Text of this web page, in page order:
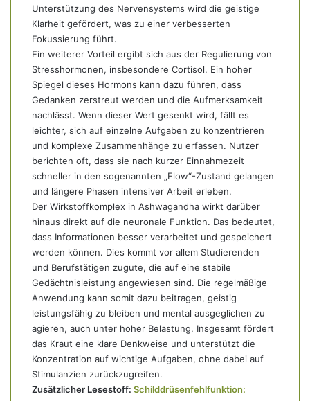
Unterstützung des Nervensystems wird die geistige
Klarheit gefördert, was zu einer verbesserten
Fokussierung führt.
Ein weiterer Vorteil ergibt sich aus der Regulierung von
Stresshormonen, insbesondere Cortisol. Ein hoher
Spiegel dieses Hormons kann dazu führen, dass
Gedanken zerstreut werden und die Aufmerksamkeit
nachlässt. Wenn dieser Wert gesenkt wird, fällt es
leichter, sich auf einzelne Aufgaben zu konzentrieren
und komplexe Zusammenhänge zu erfassen. Nutzer
berichten oft, dass sie nach kurzer Einnahmezeit
schneller in den sogenannten „Flow“-Zustand gelangen
und längere Phasen intensiver Arbeit erleben.
Der Wirkstoffkomplex in Ashwagandha wirkt darüber
hinaus direkt auf die neuronale Funktion. Das bedeutet,
dass Informationen besser verarbeitet und gespeichert
werden können. Dies kommt vor allem Studierenden
und Berufstätigen zugute, die auf eine stabile
Gedächtnisleistung angewiesen sind. Die regelmäßige
Anwendung kann somit dazu beitragen, geistig
leistungsfähig zu bleiben und mental ausgeglichen zu
agieren, auch unter hoher Belastung. Insgesamt fördert
das Kraut eine klare Denkweise und unterstützt die
Konzentration auf wichtige Aufgaben, ohne dabei auf
Stimulanzien zurückzugreifen.
Zusätzlicher Lesestoff: Schilddrüsenfehlfunktion: